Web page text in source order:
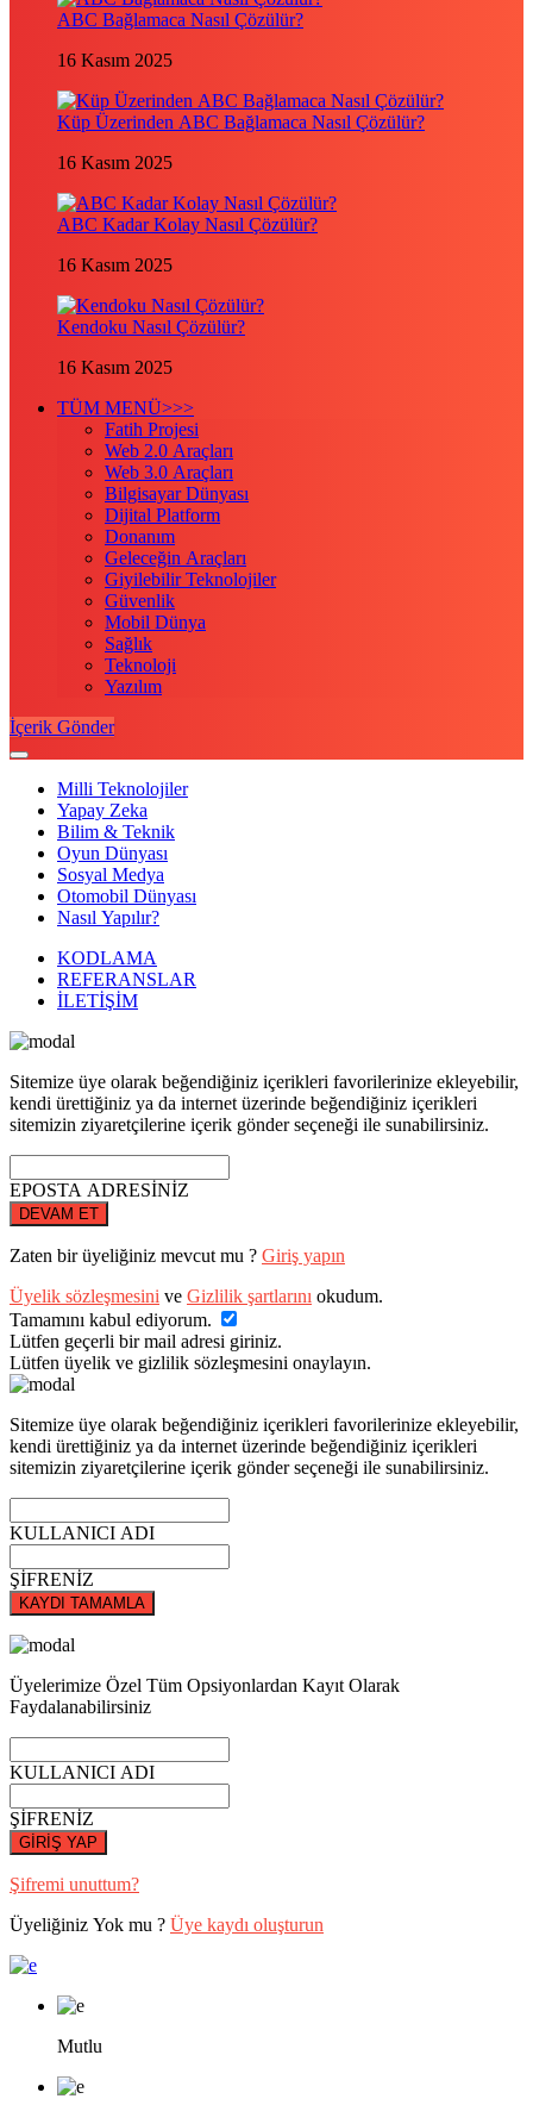
ABC Bağlamaca Nasıl Çözülür?
16 Kasım 2025
Küp Üzerinden ABC Bağlamaca Nasıl Çözülür?
16 Kasım 2025
ABC Kadar Kolay Nasıl Çözülür?
16 Kasım 2025
Kendoku Nasıl Çözülür?
16 Kasım 2025
TÜM MENÜ>>>
Fatih Projesi
Web 2.0 Araçları
Web 3.0 Araçları
Bilgisayar Dünyası
Dijital Platform
Donanım
Geleceğin Araçları
Giyilebilir Teknolojiler
Güvenlik
Mobil Dünya
Sağlık
Teknoloji
Yazılım
İçerik Gönder
Milli Teknolojiler
Yapay Zeka
Bilim & Teknik
Oyun Dünyası
Sosyal Medya
Otomobil Dünyası
Nasıl Yapılır?
KODLAMA
REFERANSLAR
İLETİŞİM
Sitemize üye olarak beğendiğiniz içerikleri favorilerinize ekleyebilir,
kendi ürettiğiniz ya da internet üzerinde beğendiğiniz içerikleri
sitemizin ziyaretçilerine içerik gönder seçeneği ile sunabilirsiniz.
EPOSTA ADRESİNİZ
DEVAM ET
Zaten bir üyeliğiniz mevcut mu ? Giriş yapın
Üyelik sözleşmesini ve Gizlilik şartlarını okudum.
Tamamını kabul ediyorum.
Lütfen geçerli bir mail adresi giriniz.
Lütfen üyelik ve gizlilik sözleşmesini onaylayın.
Sitemize üye olarak beğendiğiniz içerikleri favorilerinize ekleyebilir,
kendi ürettiğiniz ya da internet üzerinde beğendiğiniz içerikleri
sitemizin ziyaretçilerine içerik gönder seçeneği ile sunabilirsiniz.
KULLANICI ADI
ŞİFRENİZ
KAYDI TAMAMLA
Üyelerimize Özel Tüm Opsiyonlardan Kayıt Olarak
Faydalanabilirsiniz
KULLANICI ADI
ŞİFRENİZ
GİRİŞ YAP
Şifremi unuttum?
Üyeliğiniz Yok mu ? Üye kaydı oluşturun
Mutlu